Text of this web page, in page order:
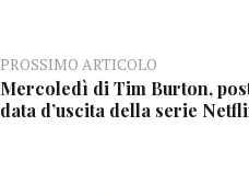
PROSSIMO ARTICOLO
Mercoledì di Tim Burton,
data d’uscita della serie